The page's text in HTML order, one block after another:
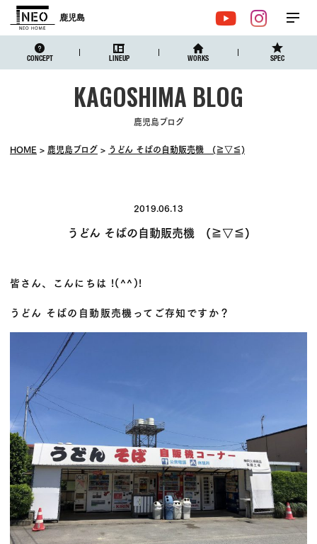
鹿児島
CONCEPT LINEUP WORKS SPEC
YouTube
メ
鹿児島ブログ
HOME 鹿児島ブログ うどん そばの自動販売機 (≧▽≦)
2019.06.13
うどん そばの自動販売機 (≧▽≦)
皆さん、こんにちは !(^^)!
うどん そばの自動販売機ってご存知ですか？